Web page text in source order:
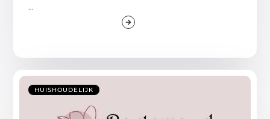
HUISHOUDELIJK